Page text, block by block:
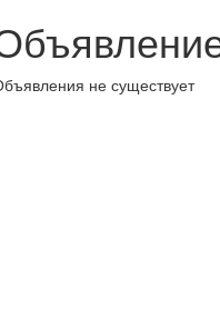
не существует